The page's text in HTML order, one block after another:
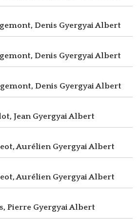
Denis Gyergyai Albert
Denis Gyergyai Albert
Denis Gyergyai Albert
Jean Gyergyai Albert
Aurélien Gyergyai Albert
Aurélien Gyergyai Albert
Pierre Gyergyai Albert